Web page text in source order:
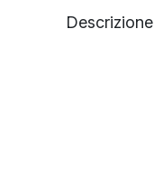
Descrizione